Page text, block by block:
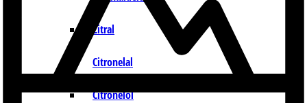
Citral
Citronelal
Citronelol